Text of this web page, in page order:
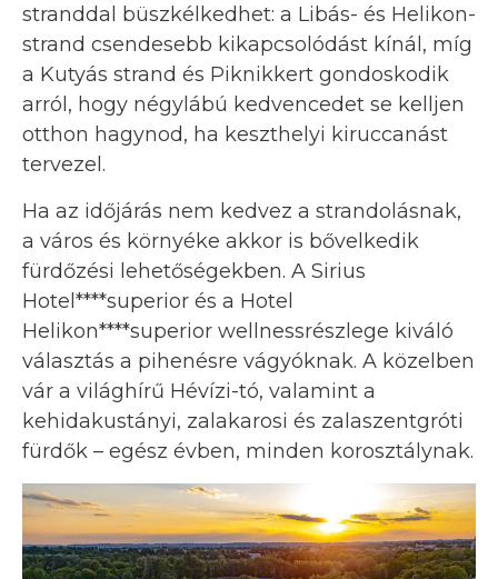
stranddal büszkélkedhet: a Libás- és Helikon-
strand csendesebb kikapcsolódást kínál, míg
a Kutyás strand és Piknikkert gondoskodik
arról, hogy négylábú kedvencedet se kelljen
otthon hagynod, ha keszthelyi kiruccanást
tervezel.
Ha az időjárás nem kedvez a strandolásnak,
a város és környéke akkor is bővelkedik
fürdőzési lehetőségekben. A Sirius
Hotel****superior és a Hotel
Helikon****superior wellnessrészlege kiváló
választás a pihenésre vágyóknak. A közelben
vár a világhírű Hévízi-tó, valamint a
kehidakustányi, zalakarosi és zalaszentgróti
fürdők – egész évben, minden korosztálynak.